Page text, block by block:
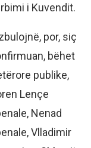
i Kuvendit.
por, siç
bëhet
publike,
Lençe
Nenad
Vlladimir